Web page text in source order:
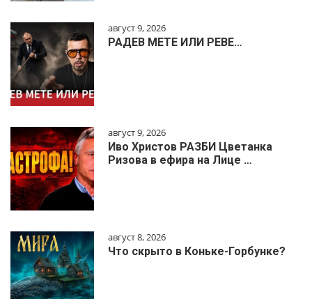
август 9, 2026
РАДЕВ МЕТЕ ИЛИ РЕВЕ…
август 9, 2026
Иво Христов РАЗБИ Цветанка
Ризова в ефира на Лице …
август 8, 2026
Что скрыто в Коньке-Горбунке?